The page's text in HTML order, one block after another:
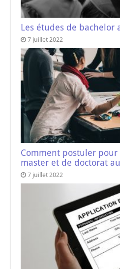
Les études de bachelor
7 juillet 2022
Comment postuler pour
master et de doctorat
7 juillet 2022